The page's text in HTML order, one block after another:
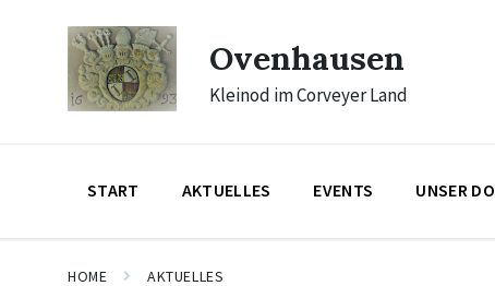
navigation
Ovenhausen
Kleinod im Corveyer Land
START AKTUELLES EVENTS UNSER
HOME AKTUELLES